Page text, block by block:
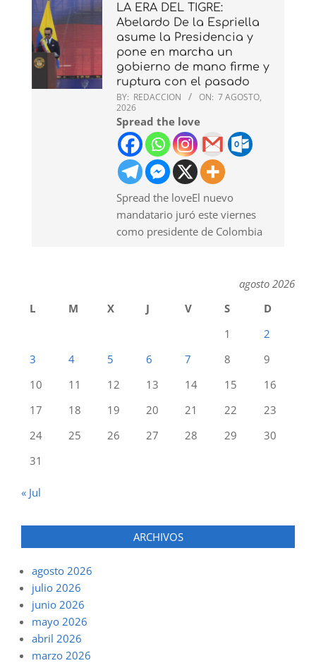
LA ERA DEL TIGRE:
Abelardo De la Espriella
asume la Presidencia y
pone en marcha un
gobierno de mano firme y
ruptura con el pasado
BY: REDACCION ON: 7 AGOSTO,
2026
Spread the love
Spread the loveEl nuevo
mandatario juró este viernes
como presidente de Colombia
agosto 2026
L
M X J V S
D
1
2
3
4 5 6 7 8
9
10
11 12 13 14 15
16
17
18 19 20 21 22
23
24
25 26 27 28 29
30
31
« Jul
ARCHIVOS
agosto 2026
julio 2026
junio 2026
mayo 2026
abril 2026
marzo 2026